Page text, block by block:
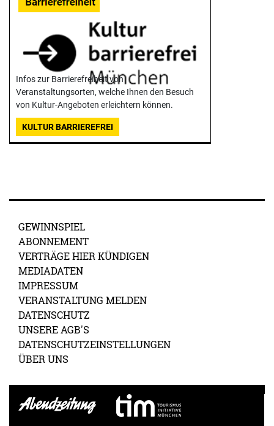
Infos zur Barrierefreiheit von
Veranstaltungsorten, welche Ihnen den Besuch
von Kultur-Angeboten erleichtern können.
KULTUR BARRIEREFREI
GEWINNSPIEL
ABONNEMENT
VERTRÄGE HIER KÜNDIGEN
MEDIADATEN
IMPRESSUM
VERANSTALTUNG MELDEN
DATENSCHUTZ
UNSERE AGB'S
DATENSCHUTZEINSTELLUNGEN
ÜBER UNS